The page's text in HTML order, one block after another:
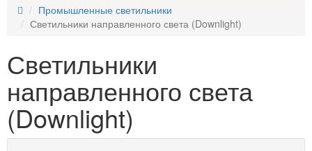
Промышленные светильники
Светильники направленного света (Downlight)
Светильники
направленного света
(Downlight)